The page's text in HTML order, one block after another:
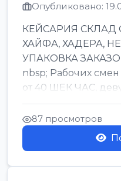
Опубликовано:
КЕЙСАРИЯ СКЛАД
ХАЙФА, ХАДЕРА,
УПАКОВКА
nbsp; Рабочих
от 40 ШЕК ЧАС,
БОНУСЫ 1500 ШЕК
87 просмотров